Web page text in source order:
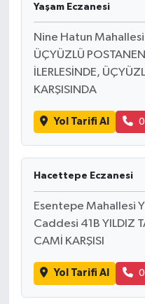
Yaşam Eczanesi
Nine Hatun
ÜÇYÜZLÜ
İLERLESİNDE,
KARŞISINDA
Yol Tarifi Al
Hacettepe Eczanesi
Esentepe Mahallesi
Caddesi 41B YILDIZ
CAMİ KARŞISI
Yol Tarifi Al